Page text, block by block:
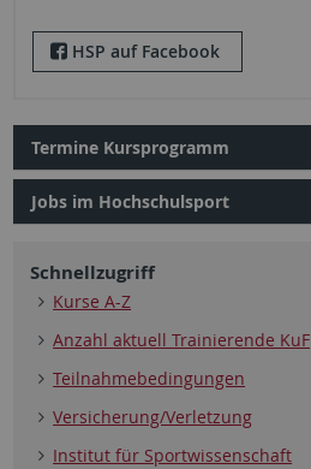
HSP auf Facebook
Termine Kursprogramm
Jobs im Hochschulsport
Schnellzugriff
Kurse A-Z
Anzahl aktuell Trainierende KuF
Teilnahmebedingungen
Versicherung/Verletzung
Institut für Sportwissenschaft